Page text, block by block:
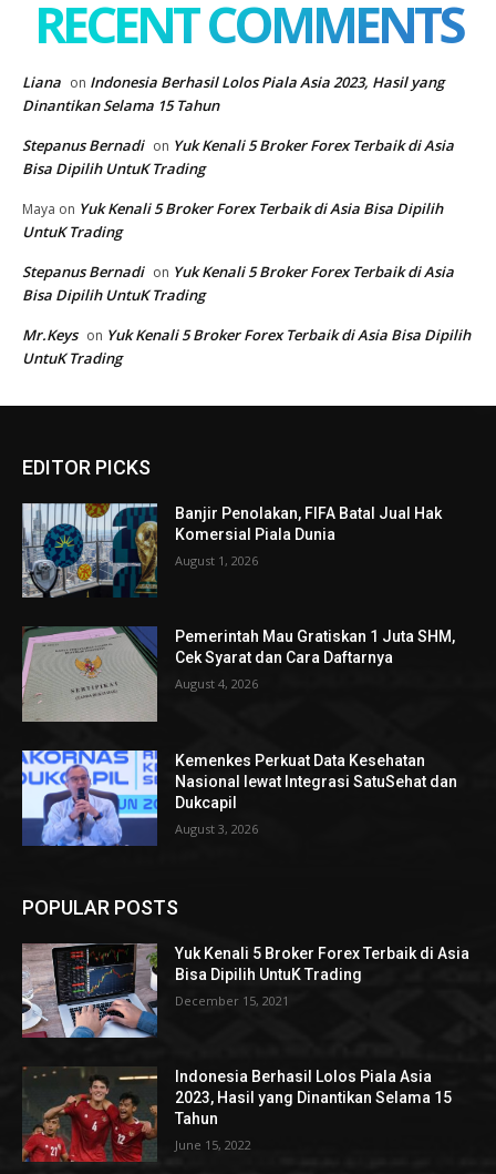
EDITOR PICKS
Banjir Penolakan, FIFA Batal Jual Hak
Komersial Piala Dunia
August 1, 2026
Pemerintah Mau Gratiskan 1 Juta SHM,
Cek Syarat dan Cara Daftarnya
August 4, 2026
Kemenkes Perkuat Data Kesehatan
Nasional lewat Integrasi SatuSehat dan
Dukcapil
August 3, 2026
POPULAR POSTS
Yuk Kenali 5 Broker Forex Terbaik di Asia
Bisa Dipilih UntuK Trading
December 15, 2021
Indonesia Berhasil Lolos Piala Asia
2023, Hasil yang Dinantikan Selama 15
Tahun
June 15, 2022